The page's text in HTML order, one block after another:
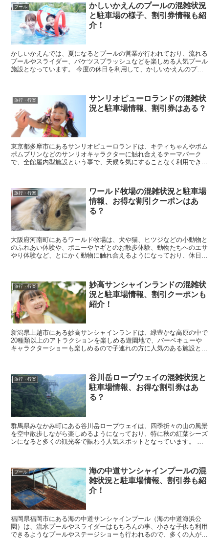
プール
かしいかえんのプールの混雑状況
と駐車場の様子、割引券情報も紹
介！
かしいかえんでは、夏になるとプールの営業が行われており、流れる
プールやスライダー、バケツスプラッシュなどを楽しめる人気プール
施設となっています。 今度の休日を利用して、かしいかえんのプー
旅行・行楽
サンリオピューロランドの混雑状
況と駐車場情報、割引券はある？
東京都多摩市にあるサンリオピューロランドは、キティちゃんやポム
ポムプリンなどのサンリオキャラクターに触れ合えるテーマパーク
で、全館屋内型施設という事で、天候を気にすることなく利用でき
旅行・行楽
ワールド牧場の混雑状況と駐車場
情報、お得な割引クーポンはあ
る？
大阪府河南町にあるワールド牧場は、犬や猫、ヒツジなどの小動物と
のふれあい体験や、ポニーやヤギとのお散歩体験、動物たちへのエサ
やり体験など、とにかく動物に触れ合えるようになっており、休日に
旅行・行楽
妙高サンシャインランドの混雑状
況と駐車場情報、割引クーポンも
紹介！
新潟県上越市にある妙高サンシャインランドは、緑豊かな高原の中で
20種類以上のアトラクションを楽しめる遊園地で、バーベキューや
キャラクターショーも楽しめるので子連れの方に人気のある施設とな
旅行・行楽
谷川岳ロープウェイの混雑状況と
駐車場情報、お得な割引券はあ
る？
群馬県みなかみ町にある谷川岳ロープウェイは、四季折々の山の風景
を空中散歩しながら楽しめるようになっており、特に秋の紅葉シーズ
ンになると多くの観光客で賑わう人気スポットとなっています。 そ
プール
海の中道サンシャインプールの混
雑状況と駐車場情報、割引券も紹
介！
福岡県福岡市にある海の中道サンシャインプール（海の中道海浜公
園）は、流水プールやスライダーはもちろんの事、小さな子供も利用
できるようなプールやステージショーも行われるので、多くの人が訪